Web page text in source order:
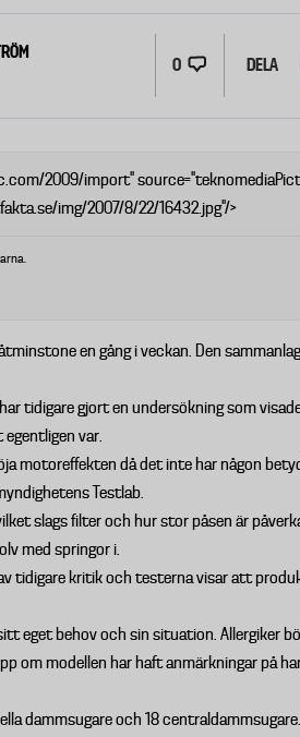
0 DELA
2009/import"
img/2007/8/22/16432.jpg"/>
en gång i veckan. Den
tidigare gjort en undersökning som
var.
motoreffekten då det inte har någon
Testlab.
slags filter och hur stor påsen är
med springor i.
tidigare kritik och testerna visar att
eget behov och sin situation. Allergiker
om modellen har haft anmärkningar på
dammsugare och 18